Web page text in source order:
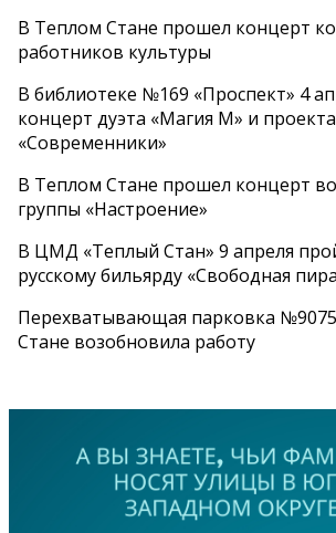
В Теплом Стане прошел концерт
работников культуры
В библиотеке №169 «Проспект» 4
концерт дуэта «Магия М» и проекта
«Современники»
В Теплом Стане прошел концерт
группы «Настроение»
В ЦМД «Теплый Стан» 9 апреля
русскому бильярду «Свободная
Перехватывающая парковка
Стане возобновила работу